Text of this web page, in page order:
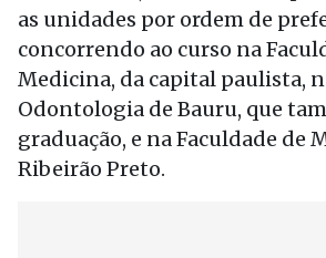
as unidades por ordem de
concorrendo ao curso na
Medicina, da capital paulista,
Odontologia de Bauru, que
graduação, e na Faculdade de
Ribeirão Preto.